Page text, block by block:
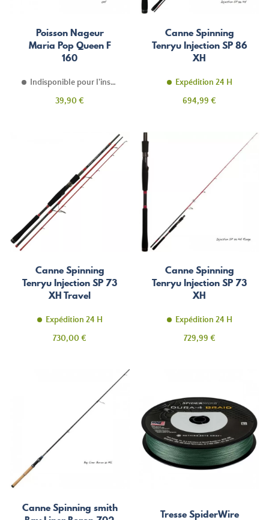
Poisson Nageur
Maria Pop Queen F
160
Indisponible pour l'instant
Prix
39,90 €
Canne Spinning
Tenryu Injection SP 86
XH
Expédition 24 H
Prix
694,99 €
Canne Spinning
Tenryu Injection SP 73
XH Travel
Expédition 24 H
Prix
730,00 €
Canne Spinning
Tenryu Injection SP 73
XH
Expédition 24 H
Prix
729,99 €
Canne Spinning smith
Tresse SpiderWire